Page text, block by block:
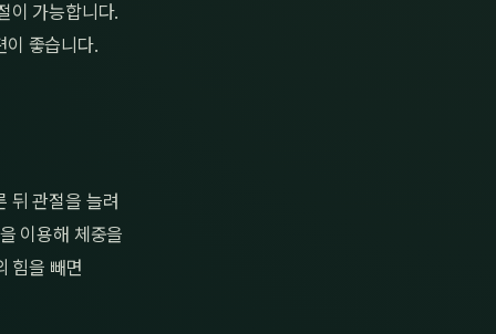
이 가능합니다.
이 좋습니다.
뒤 관절을 늘려
이용해 체중을
힘을 빼면